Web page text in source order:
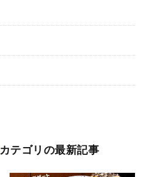
カテゴリの最新記事